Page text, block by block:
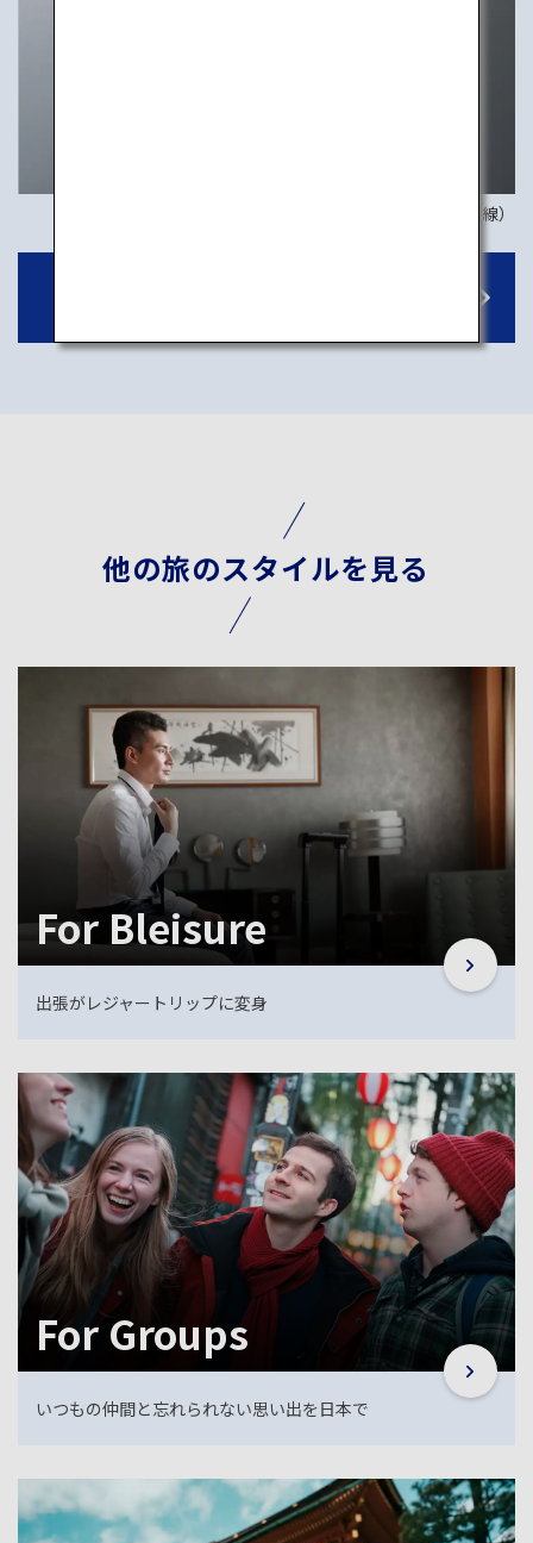
画像はイメージです（国際線）
他の旅のスタイルを見る
For Bleisure
出張がレジャートリップに変身
For Groups
いつもの仲間と忘れられない思い出を日本で